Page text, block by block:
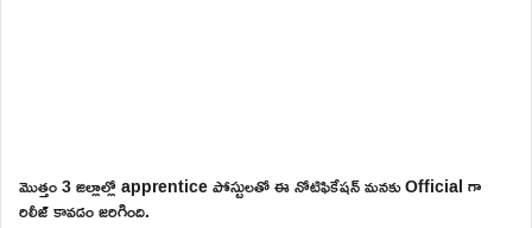
మొత్తం 3 జిల్లాల్లో apprentice పోస్టులతో ఈ నోటిఫికేషన్ మనకు Official గా
రిలీజ్ కావడం జరిగింది.